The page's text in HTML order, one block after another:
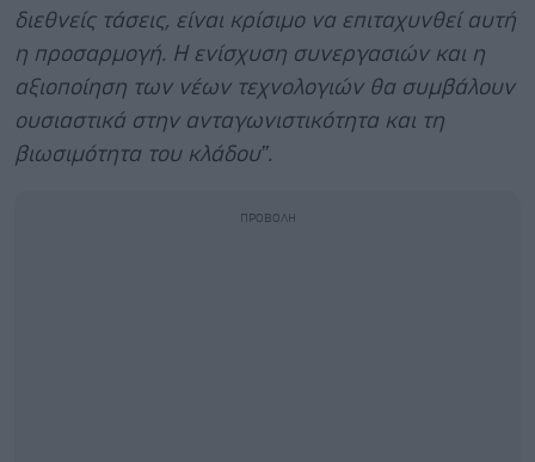
διεθνείς τάσεις, είναι κρίσιμο να επιταχυνθεί αυτή
η προσαρμογή. Η ενίσχυση συνεργασιών και η
αξιοποίηση των νέων τεχνολογιών θα συμβάλουν
ουσιαστικά στην ανταγωνιστικότητα και τη
βιωσιμότητα του κλάδου”.